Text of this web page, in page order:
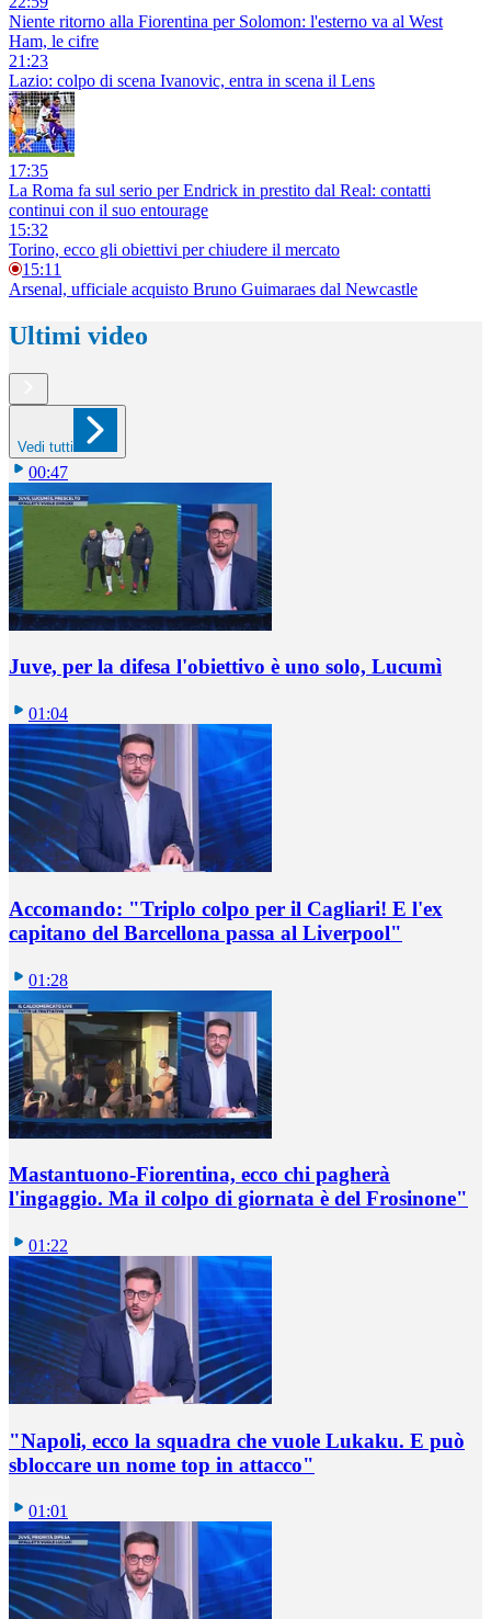
Niente ritorno alla Fiorentina per Solomon: l'esterno va al West
Ham, le cifre
21:23
Lazio: colpo di scena Ivanovic, entra in scena il Lens
17:35
La Roma fa sul serio per Endrick in prestito dal Real: contatti
continui con il suo entourage
15:32
Torino, ecco gli obiettivi per chiudere il mercato
15:11
Arsenal, ufficiale acquisto Bruno Guimaraes dal Newcastle
Ultimi video
Vedi tutti
00:47
Juve, per la difesa l'obiettivo è uno solo, Lucumì
01:04
Accomando: "Triplo colpo per il Cagliari! E l'ex
capitano del Barcellona passa al Liverpool"
01:28
Mastantuono-Fiorentina, ecco chi pagherà
l'ingaggio. Ma il colpo di giornata è del Frosinone"
01:22
"Napoli, ecco la squadra che vuole Lukaku. E può
sbloccare un nome top in attacco"
01:01